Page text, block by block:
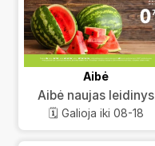
Aibė
Aibė naujas leidinys
🗓️ Galioja iki 08-18